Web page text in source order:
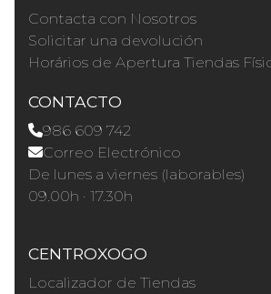
Contacta con Nosotros
Solicitar una devolución
Horários de Apertura Tiendas
CONTACTO
986 609 742
Correo Electrónico
De lunes a viernes (laborables)
09.00h · 17.30h
CENTROXOGO
Localizador de Tiendas